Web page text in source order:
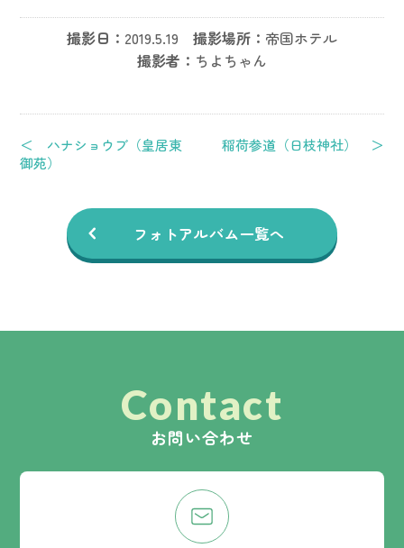
撮影日： 2019.5.19 撮影場所： 帝国ホテル
撮影者： ちよちゃん
＜ ハナショウブ（皇居東
御苑）
稲荷参道（日枝神社） ＞
フォトアルバム一覧へ
Contact
お問い合わせ